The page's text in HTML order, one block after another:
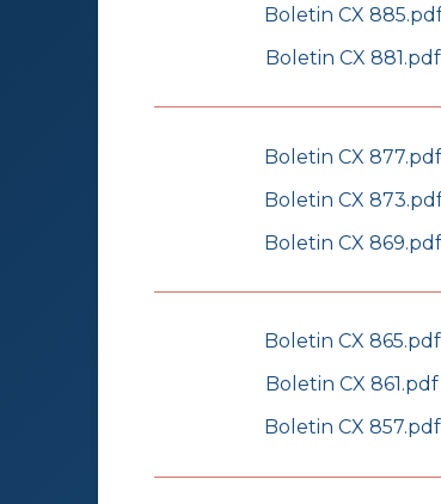
Boletin CX
Boletin CX 881.pdf
Boletin CX 877.pdf
Boletin CX
Boletin CX 869.pdf
Boletin CX 865.pdf
Boletin CX 861.pdf
Boletin CX 857.pdf